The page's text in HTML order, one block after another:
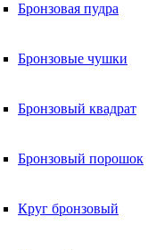
Бронзовая пудра
Бронзовые чушки
Бронзовый квадрат
Бронзовый порошок
Круг бронзовый